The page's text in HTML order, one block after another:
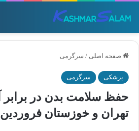
صفحه اصلی / سرگرمی
پزشکی سرگرمی
حفظ سلامت بدن در برابر
تهران و خوزستان فروردین 1401